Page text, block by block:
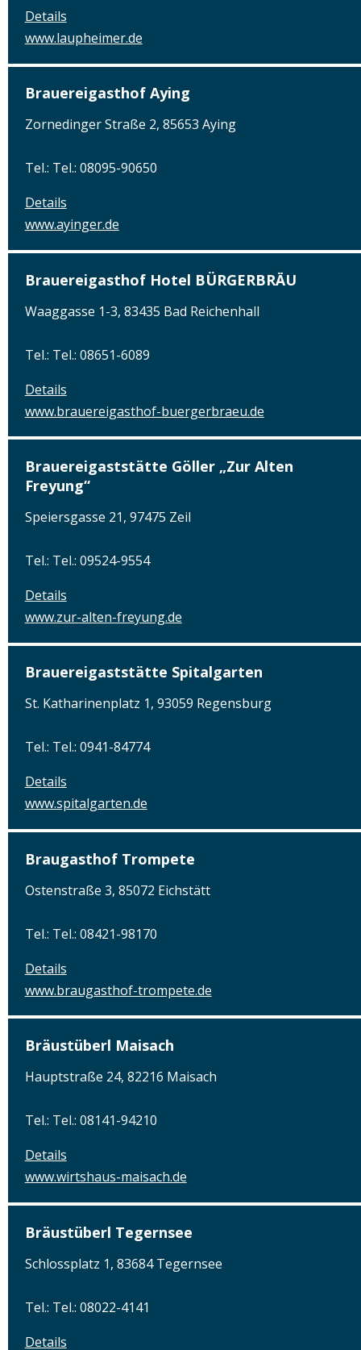
Details
www.laupheimer.de
Brauereigasthof Aying
Zornedinger Straße 2, 85653 Aying
Tel.: Tel.: 08095-90650
Details
www.ayinger.de
Brauereigasthof Hotel BÜRGERBRÄU
Waaggasse 1-3, 83435 Bad Reichenhall
Tel.: Tel.: 08651-6089
Details
www.brauereigasthof-buergerbraeu.de
Brauereigaststätte Göller „Zur Alten
Freyung“
Speiersgasse 21, 97475 Zeil
Tel.: Tel.: 09524-9554
Details
www.zur-alten-freyung.de
Brauereigaststätte Spitalgarten
St. Katharinenplatz 1, 93059 Regensburg
Tel.: Tel.: 0941-84774
Details
www.spitalgarten.de
Braugasthof Trompete
Ostenstraße 3, 85072 Eichstätt
Tel.: Tel.: 08421-98170
Details
www.braugasthof-trompete.de
Bräustüberl Maisach
Hauptstraße 24, 82216 Maisach
Tel.: Tel.: 08141-94210
Details
www.wirtshaus-maisach.de
Bräustüberl Tegernsee
Schlossplatz 1, 83684 Tegernsee
Tel.: Tel.: 08022-4141
Details